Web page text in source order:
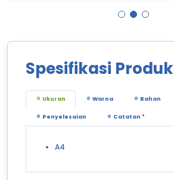
Spesifikasi Produk
Ukuran Warna Bahan
Penyelesaian Catatan *
A4